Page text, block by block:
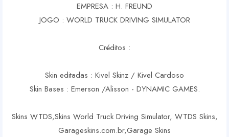
EMPRESA : H. FREUND
JOGO : WORLD TRUCK DRIVING SIMULATOR
Créditos :
Skin editadas : Kivel Skinz / Kivel Cardoso
Skin Bases : Emerson /Alisson - DYNAMIC GAMES.
Skins WTDS,Skins World Truck Driving Simulator, WTDS Skins,
Garageskins.com.br,Garage Skins